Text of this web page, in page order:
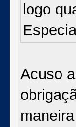
logo
Acuso